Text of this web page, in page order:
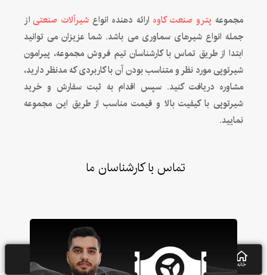
مجموعه پترو صنعت کاوه ارائه دهنده انواع شیرآلات صنعتی از
جمله انواع شیرهای سماوری می باشد. شما عزیزان می توانید
ابتدا از طریق تماس با کارشناسان تیم فروش مجموعه، پیرامون
شیرتوپی مورد نظر و متناسب بودن آن با کاربردی که مدنظر دارید،
مشاوره دریافت کنید. سپس اقدام به ثبت سفارش و خرید
شیرتوپی با کیفیت بالا و قیمت مناسب از طریق این مجموعه
نمایید.
تماس با کارشناسان ما
خانه کاتالوگ استعلام قیمتتماس با ما